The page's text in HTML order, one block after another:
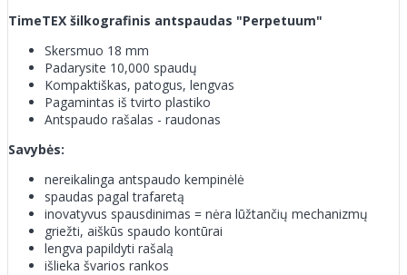
TimeTEX šilkografinis antspaudas "Perpetuum"
Skersmuo 18 mm
Padarysite 10,000 spaudų
Kompaktiškas, patogus, lengvas
Pagamintas iš tvirto plastiko
Antspaudo rašalas - raudonas
Savybės:
nereikalinga antspaudo kempinėlė
spaudas pagal trafaretą
inovatyvus spausdinimas = nėra lūžtančių mechanizmų
griežti, aiškūs spaudo kontūrai
lengva papildyti rašalą
išlieka švarios rankos